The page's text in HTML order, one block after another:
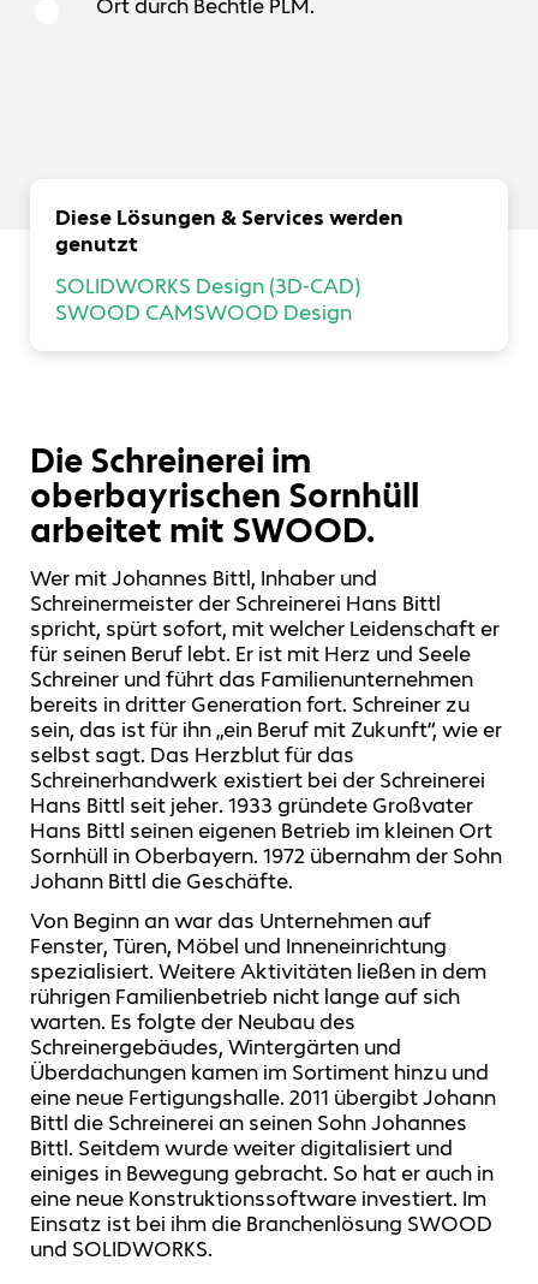
Ort durch Bechtle PLM.
Diese Lösungen & Services werden
genutzt
SOLIDWORKS Design (3D-CAD)
SWOOD CAMSWOOD Design
Die Schreinerei im
oberbayrischen Sornhüll
arbeitet mit SWOOD.
Wer mit Johannes Bittl, Inhaber und
Schreinermeister der Schreinerei Hans Bittl
spricht, spürt sofort, mit welcher Leidenschaft er
für seinen Beruf lebt. Er ist mit Herz und Seele
Schreiner und führt das Familienunternehmen
bereits in dritter Generation fort. Schreiner zu
sein, das ist für ihn „ein Beruf mit Zukunft“, wie er
selbst sagt. Das Herzblut für das
Schreinerhandwerk existiert bei der Schreinerei
Hans Bittl seit jeher. 1933 gründete Großvater
Hans Bittl seinen eigenen Betrieb im kleinen Ort
Sornhüll in Oberbayern. 1972 übernahm der Sohn
Johann Bittl die Geschäfte.
Von Beginn an war das Unternehmen auf
Fenster, Türen, Möbel und Inneneinrichtung
spezialisiert. Weitere Aktivitäten ließen in dem
rührigen Familienbetrieb nicht lange auf sich
warten. Es folgte der Neubau des
Schreinergebäudes, Wintergärten und
Überdachungen kamen im Sortiment hinzu und
eine neue Fertigungshalle. 2011 übergibt Johann
Bittl die Schreinerei an seinen Sohn Johannes
Bittl. Seitdem wurde weiter digitalisiert und
einiges in Bewegung gebracht. So hat er auch in
eine neue Konstruktionssoftware investiert. Im
Einsatz ist bei ihm die Branchenlösung SWOOD
und SOLIDWORKS.